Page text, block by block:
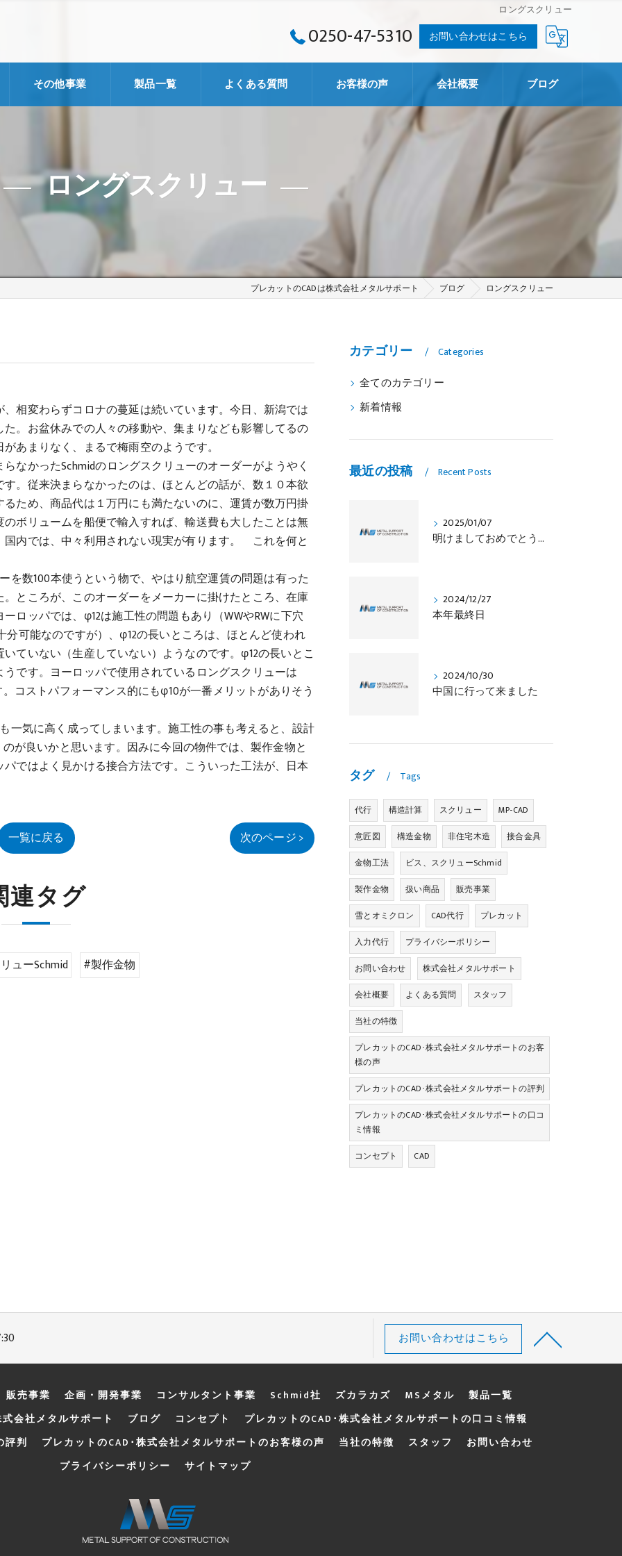
ロングスクリュー
0250-47-5310 お問い合わせはこちら
その他事業
コンサルタント事業
Schmid社
製品一覧 よくある質問 お客様の声 会社概要 ブログ
ロングスクリュー
プレカットのCADは株式会社メタルサポート ブログ ロングスクリュー
相変わらずコロナの蔓延は続いています。今日、新潟では
。お盆休みでの人々の移動や、集まりなども影響してるの
あまりなく、まるで梅雨空のようです。
なかったSchmidのロングスクリューのオーダーがようやく
。従来決まらなかったのは、ほとんどの話が、数１０本欲
ため、商品代は１万円にも満たないのに、運賃が数万円掛
ボリュームを船便で輸入すれば、輸送費も大したことは無
内では、中々利用されない現実が有ります。 これを何と
を数100本使うという物で、やはり航空運賃の問題は有った
ところが、このオーダーをメーカーに掛けたところ、在庫
ロッパでは、φ12は施工性の問題もあり（WWやRWに下穴
可能なのですが）、φ12の長いところは、ほとんど使われ
ていない（生産していない）ようなのです。φ12の長いとこ
です。ヨーロッパで使用されているロングスクリューは
コストパフォーマンス的にもφ10が一番メリットがありそう
一気に高く成ってしまいます。施工性の事も考えると、設計
が良いかと思います。因みに今回の物件では、製作金物と
ではよく見かける接合方法です。こういった工法が、日本
一覧に戻る 次のページ >
連タグ
ューSchmid #製作金物
カテゴリー Categories
全てのカテゴリー
新着情報
最近の投稿 Recent Posts
2025/01/07
明けましておめでとうございます
2024/12/27
本年最終日
2024/10/30
中国に行って来ました
タグ Tags
代行 構造計算 スクリュー
MP-CAD
意匠図
構造金物 非住宅木造
接合金具
金物工法
ビス、スクリューSchmid
製作金物
扱い商品
販売事業
雪とオミクロン
CAD代行
プレカット
入力代行
プライバシーポリシー
お問い合わせ
株式会社メタルサポート
会社概要
よくある質問
スタッフ
当社の特徴
プレカットのCAD･株式会社メタルサポートのお客
様の声
プレカットのCAD･株式会社メタルサポートの評判
プレカットのCAD･株式会社メタルサポートの口コ
ミ情報
コンセプト
CAD
お問い合わせはこちら
販売事業 企画・開発事業 コンサルタント事業 Schmid社 ズカラカズ MSメタル
製品一覧
会社メタルサポート ブログ コンセプト
プレカットのCAD･株式会社メタルサポートの口コミ情報
評判
プレカットのCAD･株式会社メタルサポートのお客様の声 当社の特徴 スタッフ
お問い合わせ
プライバシーポリシー
サイトマップ